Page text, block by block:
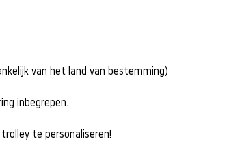
van het land van bestemming)
inbegrepen.
te personaliseren!